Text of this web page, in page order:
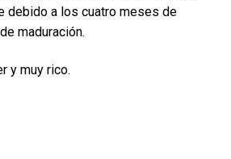
debido a los cuatro meses de
maduración.
y muy rico.